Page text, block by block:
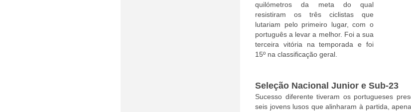
quilómetros da meta do qual
resistiram os três ciclistas que
lutariam pelo primeiro lugar, com o
português a levar a melhor. Foi a sua
terceira vitória na temporada e foi
15º na classificação geral.
Seleção Nacional Junior e Sub-23
Sucesso diferente tiveram os portugueses
seis jovens lusos que alinharam à partida,